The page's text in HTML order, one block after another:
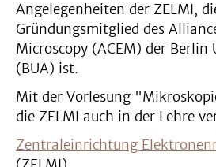
Angelegenheiten der ZELMI,
Gründungsmitglied des
Microscopy (ACEM) der
(BUA) ist.
Mit der Vorlesung
die ZELMI auch in der Lehre
Zentraleinrichtung